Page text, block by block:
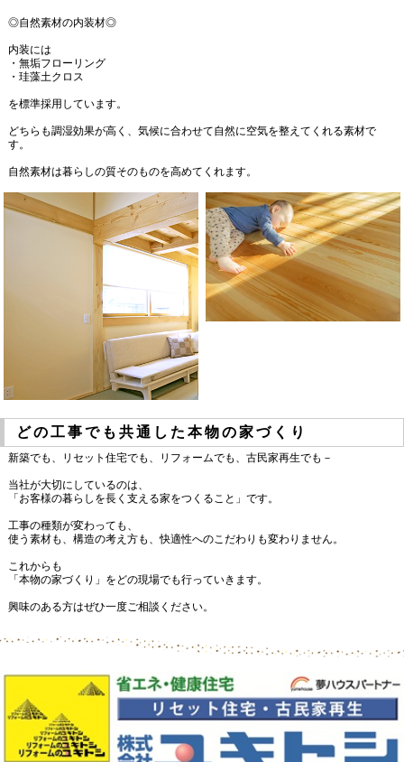
◎自然素材の内装材◎
内装には
・無垢フローリング
・珪藻土クロス
を標準採用しています。
どちらも調湿効果が高く、気候に合わせて自然に空気を整えてくれる素材で
す。
自然素材は暮らしの質そのものを高めてくれます。
どの工事でも共通した本物の家づくり
新築でも、リセット住宅でも、リフォームでも、古民家再生でも－
当社が大切にしているのは、
「お客様の暮らしを長く支える家をつくること」です。
工事の種類が変わっても、
使う素材も、構造の考え方も、快適性へのこだわりも変わりません。
これからも
「本物の家づくり」をどの現場でも行っていきます。
興味のある方はぜひ一度ご相談ください。